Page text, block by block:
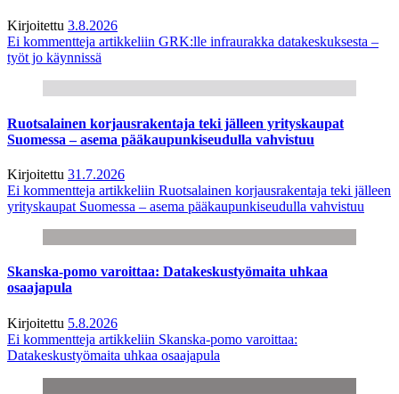
Kirjoitettu 3.8.2026
Ei kommentteja artikkeliin GRK:lle infraurakka datakeskuksesta –
työt jo käynnissä
Ruotsalainen korjausrakentaja teki jälleen yrityskaupat
Suomessa – asema pääkaupunkiseudulla vahvistuu
Kirjoitettu 31.7.2026
Ei kommentteja artikkeliin Ruotsalainen korjausrakentaja teki jälleen
yrityskaupat Suomessa – asema pääkaupunkiseudulla vahvistuu
Skanska-pomo varoittaa: Datakeskustyömaita uhkaa
osaajapula
Kirjoitettu 5.8.2026
Ei kommentteja artikkeliin Skanska-pomo varoittaa:
Datakeskustyömaita uhkaa osaajapula